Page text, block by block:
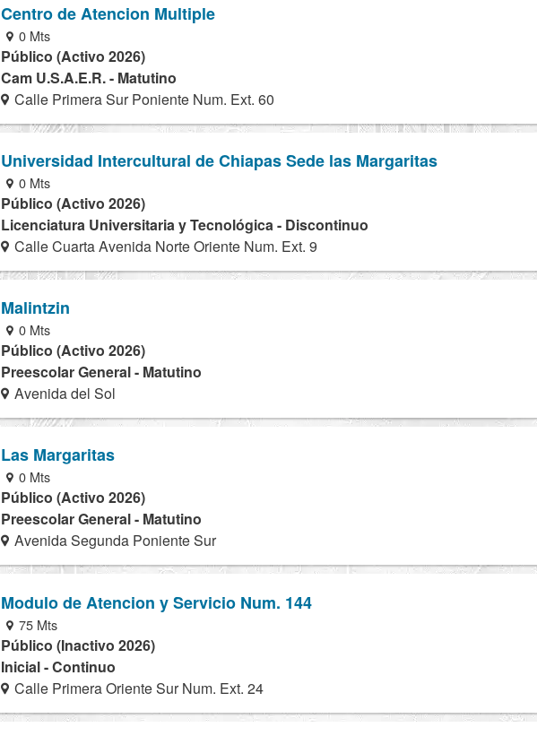
Centro de Atencion Multiple
0 Mts
Público (Activo 2026)
Cam U.S.A.E.R. - Matutino
Calle Primera Sur Poniente Num. Ext. 60
Universidad Intercultural de Chiapas Sede las Margaritas
0 Mts
Público (Activo 2026)
Licenciatura Universitaria y Tecnológica - Discontinuo
Calle Cuarta Avenida Norte Oriente Num. Ext. 9
Malintzin
0 Mts
Público (Activo 2026)
Preescolar General - Matutino
Avenida del Sol
Las Margaritas
0 Mts
Público (Activo 2026)
Preescolar General - Matutino
Avenida Segunda Poniente Sur
Modulo de Atencion y Servicio Num. 144
75 Mts
Público (Inactivo 2026)
Inicial - Continuo
Calle Primera Oriente Sur Num. Ext. 24